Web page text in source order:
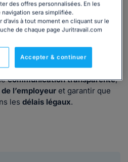
modèle de lettre ?
retour d’un salarié après un
accident), lorsque vous devez
congés payés. Ce document est
communication transparente,
l’employeur et garantir que
les délais légaux.
des offres personnalisées. En les
navigation sera simplifiée.
à tout moment en cliquant sur le
de chaque page Juritravail.com
Accepter & continuer